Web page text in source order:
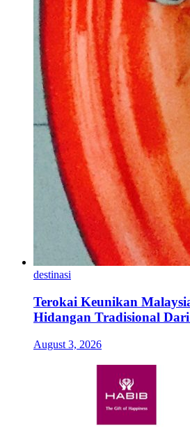
destinasi
Terokai Keunikan
Hidangan Tradisional Dari
August 3, 2026